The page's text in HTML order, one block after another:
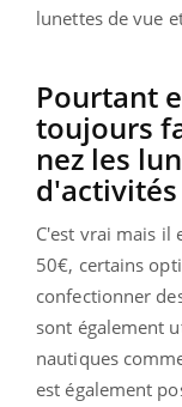
lunettes de vue
Pourtant
toujours
nez les
C'est vrai mais il
50€, certains
confectionner
sont également
nautiques
est également